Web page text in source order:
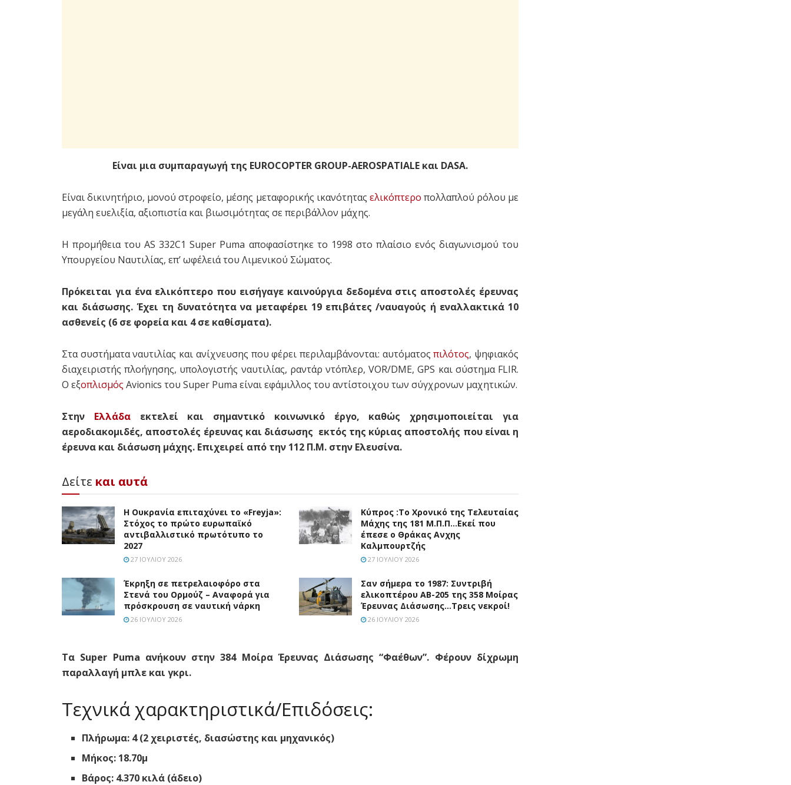
Είναι μια συμπαραγωγή της EUROCOPTER GROUP-AEROSPATIALE και DASA.
Είναι δικινητήριο, μονού στροφείο, μέσης μεταφορικής ικανότητας ελικόπτερο πολλαπλού ρόλου με
μεγάλη ευελιξία, αξιοπιστία και βιωσιμότητας σε περιβάλλον μάχης.
Η προμήθεια του AS 332C1 Super Puma αποφασίστηκε το 1998 στο πλαίσιο ενός διαγωνισμού του
Υπουργείου Ναυτιλίας, επ’ ωφέλειά του Λιμενικού Σώματος.
Πρόκειται για ένα ελικόπτερο που εισήγαγε καινούργια δεδομένα στις αποστολές έρευνας
και διάσωσης. Έχει τη δυνατότητα να μεταφέρει 19 επιβάτες /ναυαγούς ή εναλλακτικά 10
ασθενείς (6 σε φορεία και 4 σε καθίσματα).
Στα συστήματα ναυτιλίας και ανίχνευσης που φέρει περιλαμβάνονται: αυτόματοςπιλότος, ψηφιακός
διαχειριστής πλοήγησης, υπολογιστής ναυτιλίας, ραντάρ ντόπλερ, VOR/DME, GPS και σύστημα FLIR.
Ο εξοπλισμός Avionics του Super Puma είναι εφάμιλλος του αντίστοιχου των σύγχρονων μαχητικών.
Στην Ελλάδαεκτελεί και σημαντικό κοινωνικό έργο, καθώς χρησιμοποιείται για
αεροδιακομιδές, αποστολές έρευνας και διάσωσης εκτός της κύριας αποστολής που είναι η
έρευνα και διάσωση μάχης. Επιχειρεί από την 112 Π.Μ. στην Ελευσίνα.
Δείτε και αυτά
Η Ουκρανία επιταχύνει το «Freyja»:
Στόχος το πρώτο ευρωπαϊκό
αντιβαλλιστικό πρωτότυπο το
2027
27 ΙΟΥΛΊΟΥ 2026
Κύπρος :Το Χρονικό της Τελευταίας
Μάχης της 181 Μ.Π.Π…Εκεί που
έπεσε ο Θράκας Ανχης
Καλμπουρτζής
27 ΙΟΥΛΊΟΥ 2026
Έκρηξη σε πετρελαιοφόρο στα
Στενά του Ορμούζ – Αναφορά για
πρόσκρουση σε ναυτική νάρκη
26 ΙΟΥΛΊΟΥ 2026
Σαν σήμερα το 1987: Συντριβή
ελικοπτέρου ΑΒ-205 της 358 Μοίρας
Έρευνας Διάσωσης…Τρεις νεκροί!
26 ΙΟΥΛΊΟΥ 2026
Τα Super Puma ανήκουν στην 384 Μοίρα Έρευνας Διάσωσης “Φαέθων”. Φέρουν δίχρωμη
παραλλαγή μπλε και γκρι.
Τεχνικά χαρακτηριστικά/Επιδόσεις:
Πλήρωμα: 4 (2 χειριστές, διασώστης και μηχανικός)
Μήκος: 18.70μ
Βάρος: 4.370 κιλά (άδειο)